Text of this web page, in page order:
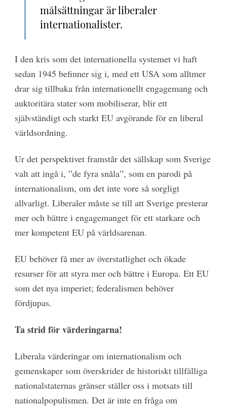
målsättningar är liberaler
internationalister.
I den kris som det internationella systemet vi haft
sedan 1945 befinner sig i, med ett USA som alltmer
drar sig tillbaka från internationellt engagemang och
auktoritära stater som mobiliserar, blir ett
självständigt och starkt EU avgörande för en liberal
världsordning.
Ur det perspektivet framstår det sällskap som Sverige
valt att ingå i, ”de fyra snåla”, som en parodi på
internationalism, om det inte vore så sorgligt
allvarligt. Liberaler måste se till att Sverige presterar
mer och bättre i engagemanget för ett starkare och
mer kompetent EU på världsarenan.
EU behöver få mer av överstatlighet och ökade
resurser för att styra mer och bättre i Europa. Ett EU
som det nya imperiet; federalismen behöver
fördjupas.
Ta strid för värderingarna!
Liberala värderingar om internationalism och
gemenskaper som överskrider de historiskt tillfälliga
nationalstaternas gränser ställer oss i motsats till
nationalpopulismen. Det är inte en fråga om